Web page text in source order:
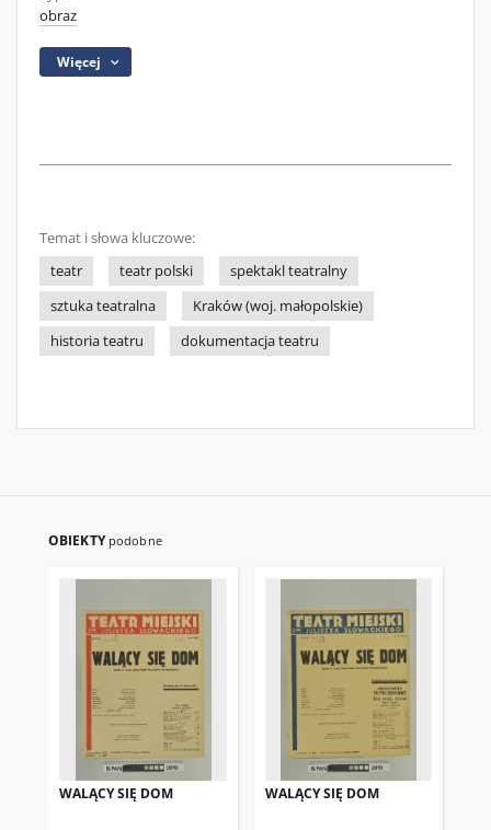
obraz
Więcej
Temat i słowa kluczowe:
teatr
teatr polski
spektakl teatralny
sztuka teatralna
Kraków (woj. małopolskie)
historia teatru
dokumentacja teatru
OBIEKTY podobne
WALĄCY SIĘ DOM WALĄCY SIĘ DOM